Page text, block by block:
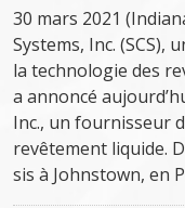
30 mars 2021
Systems, Inc. (SCS),
la technologie des
a annoncé
Inc., un fournisseur
revêtement liquide.
sis à Johnstown, en